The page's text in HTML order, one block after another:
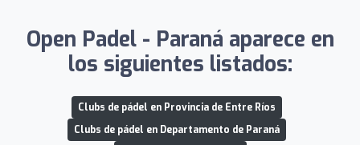
Open Padel - Paraná aparece en
los siguientes listados:
Clubs de pádel en Provincia de Entre Ríos
Clubs de pádel en Departamento de Paraná